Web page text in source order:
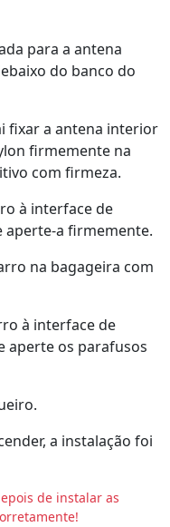
para a antena
do banco do
fixar a antena interior
firmemente na
com firmeza.
à interface de
aperte-a firmemente.
na bagageira com
à interface de
aperte os parafusos
a instalação foi
de instalar as